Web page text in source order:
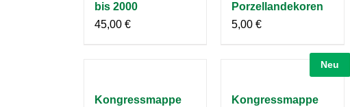
bis 2000
45,00 €
Porzellandekoren
5,00€
Kongressmappe
Neu
Kongressmappe